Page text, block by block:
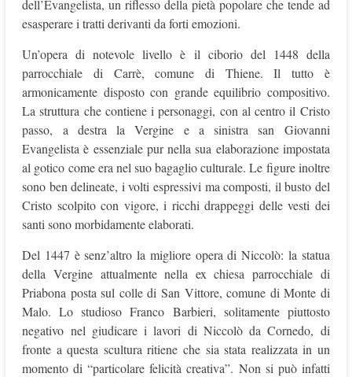
dell’Evangelista, un riflesso della pietà popolare che tende ad
esasperare i tratti derivanti da forti emozioni.
Un’opera di notevole livello è il ciborio del 1448 della
parrocchiale di Carrè, comune di Thiene. Il tutto è
armonicamente disposto con grande equilibrio compositivo.
La struttura che contiene i personaggi, con al centro il Cristo
passo, a destra la Vergine e a sinistra san Giovanni
Evangelista è essenziale pur nella sua elaborazione impostata
al gotico come era nel suo bagaglio culturale. Le figure inoltre
sono ben delineate, i volti espressivi ma composti, il busto del
Cristo scolpito con vigore, i ricchi drappeggi delle vesti dei
santi sono morbidamente elaborati.
Del 1447 è senz’altro la migliore opera di Niccolò: la statua
della Vergine attualmente nella ex chiesa parrocchiale di
Priabona posta sul colle di San Vittore, comune di Monte di
Malo. Lo studioso Franco Barbieri, solitamente piuttosto
negativo nel giudicare i lavori di Niccolò da Cornedo, di
fronte a questa scultura ritiene che sia stata realizzata in un
momento di “particolare felicità creativa”. Non si può infatti